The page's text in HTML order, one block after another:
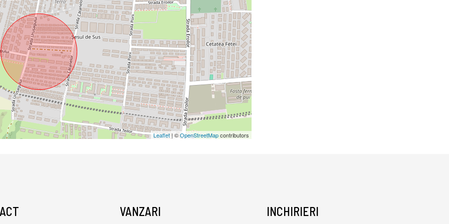
Leaflet| ©OpenStreetMapcontributors
VANZARI INCHIRIERI